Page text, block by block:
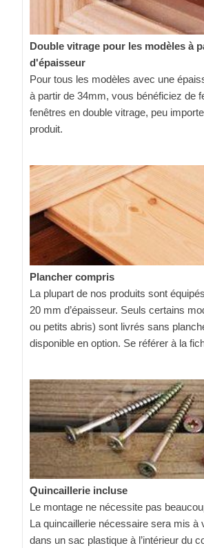
Double vitrage pour les modèles à
d'épaisseur
Pour tous les modèles avec une
à partir de 34mm, vous bénéficiez de
fenêtres en double vitrage, peu
produit.
Plancher compris
La plupart de nos produits sont
20 mm d’épaisseur. Seuls certains
ou petits abris) sont livrés sans
disponible en option. Se référer à la
Quincaillerie incluse
Le montage ne nécessite pas
La quincaillerie nécessaire sera mis à
dans un sac plastique à l’intérieur du